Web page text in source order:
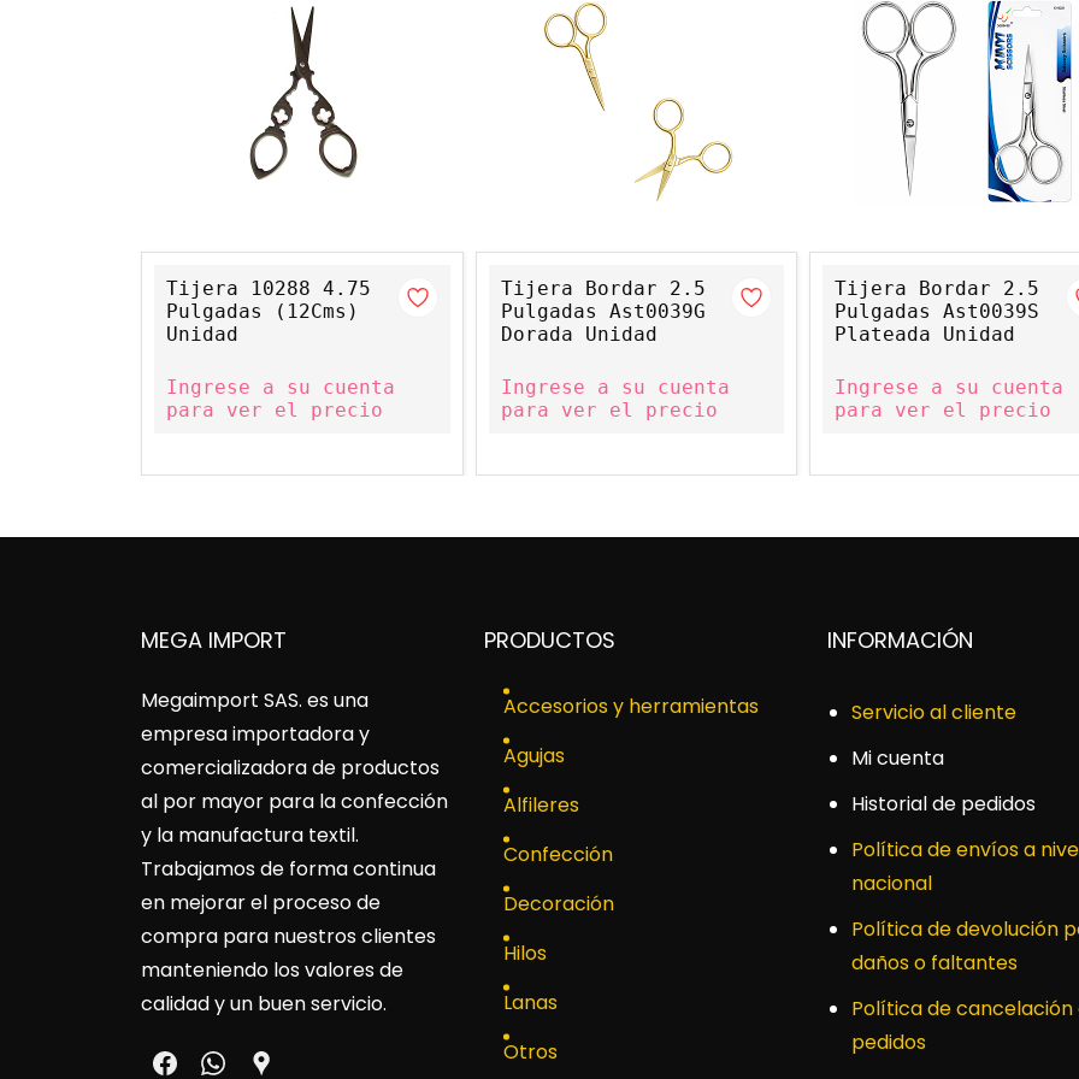
Tijera 10288 4.75
Pulgadas (12Cms)
Unidad
Ingrese a su cuenta
para ver el precio
Tijera Bordar 2.5
Pulgadas Ast0039G
Dorada Unidad
Ingrese a su cuenta
para ver el precio
Tijera Bordar 2.5
Pulgadas Ast0039S
Plateada Unidad
Ingrese a su cuenta
para ver el precio
MEGA IMPORT
Megaimport SAS. es una
empresa importadora y
comercializadora de productos
al por mayor para la confección
y la manufactura textil.
Trabajamos de forma continua
en mejorar el proceso de
compra para nuestros clientes
manteniendo los valores de
calidad y un buen servicio.
PRODUCTOS
Accesorios y herramientas
Agujas
Alfileres
Confección
Decoración
Hilos
Lanas
Otros
INFORMACIÓN
Servicio al cliente
Mi cuenta
Historial de pedidos
Política de envíos a
nacional
Política de devolución
daños o faltantes
Política de cancelación
pedidos